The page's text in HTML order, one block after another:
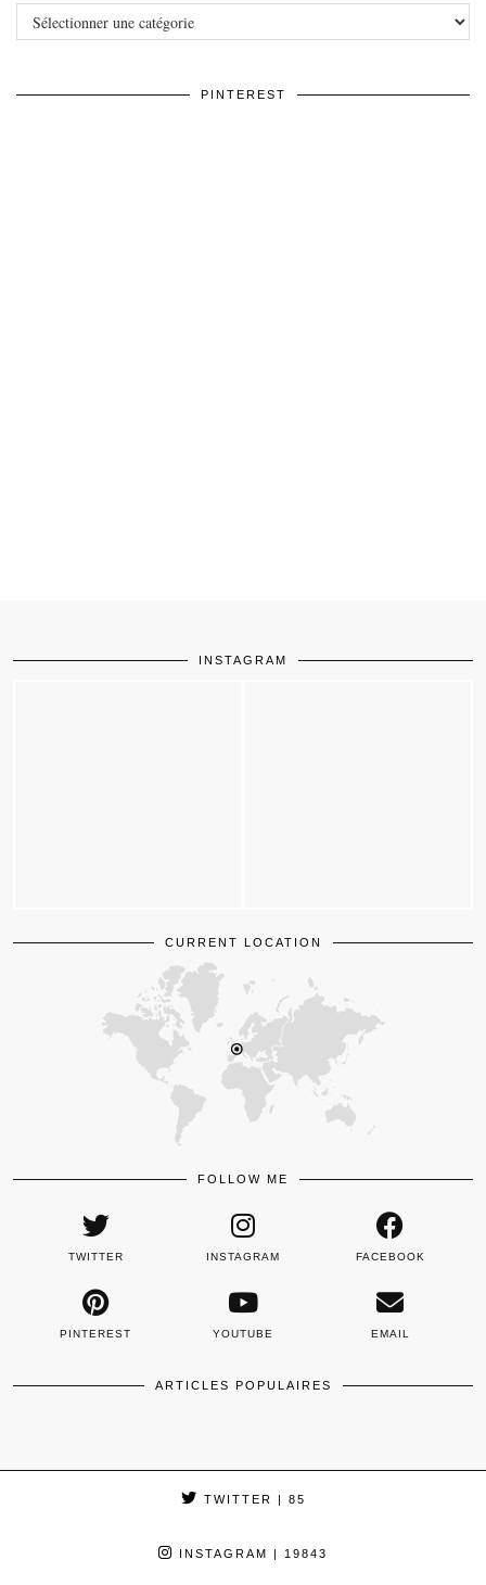
Catégories
PINTEREST
INSTAGRAM
CURRENT LOCATION
FOLLOW ME
TWITTER INSTAGRAM FACEBOOK
PINTEREST YOUTUBE EMAIL
ARTICLES POPULAIRES
TWITTER | 85
INSTAGRAM | 19843